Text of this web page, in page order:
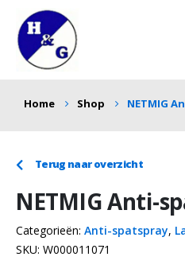
Home Shop NETMIG
Terug naar overzicht
NETMIG Anti-
SKU: W000011071
Categorieën: Anti-spatspray,